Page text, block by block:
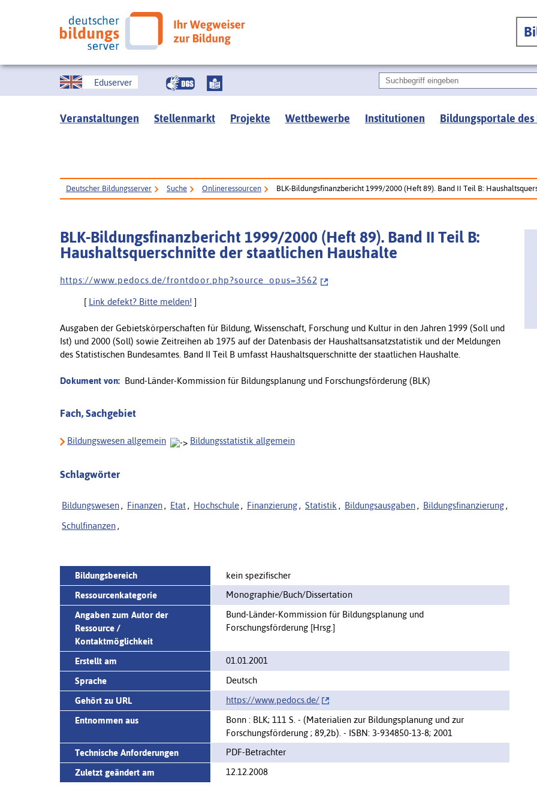
Eduserver
Veranstaltungen Stellenmarkt Projekte Wettbewerbe Institutionen Bildungsportale des
Deutscher Bildungsserver Suche Onlineressourcen BLK-Bildungsfinanzbericht 1999/2000 (Heft 89). Band II Teil B:
BLK-Bildungsfinanzbericht 1999/2000 (Heft 89). Band II Teil B:
Haushaltsquerschnitte der staatlichen Haushalte
h t t p s : / / w w w . p e d o c s . d e / f r o n t d o o r . p h p ? s o u r c e _ o p u s = 3 5 6 2
[ Link defekt? Bitte melden! ]
Ausgaben der Gebietskörperschaften für Bildung, Wissenschaft, Forschung und Kultur in den Jahren 1999 (Soll und
Ist) und 2000 (Soll) sowie Zeitreihen ab 1975 auf der Datenbasis der Haushaltsansatzstatistik und der Meldungen
des Statistischen Bundesamtes. Band II Teil B umfasst Haushaltsquerschnitte der staatlichen Haushalte.
Dokument von: Bund-Länder-Kommission für Bildungsplanung und Forschungsförderung (BLK)
Fach, Sachgebiet
Bildungswesen allgemein Bildungsstatistik allgemein
Schlagwörter
Bildungswesen , Finanzen , Etat , Hochschule , Finanzierung , Statistik , Bildungsausgaben , Bildungsfinanzierung ,
Schulfinanzen ,
Bildungsbereich
kein spezifischer
Ressourcenkategorie
Monographie/Buch/Dissertation
Angaben zum Autor der
Ressource /
Kontaktmöglichkeit
Bund-Länder-Kommission für Bildungsplanung und
Forschungsförderung [Hrsg.]
Erstellt am
01.01.2001
Sprache
Deutsch
Gehört zu URL
https://www.pedocs.de/‌
Entnommen aus
Bonn : BLK; 111 S. - (Materialien zur Bildungsplanung und zur
Forschungsförderung ; 89,2b). - ISBN: 3-934850-13-8; 2001
Technische Anforderungen
PDF-Betrachter
Zuletzt geändert am
12.12.2008